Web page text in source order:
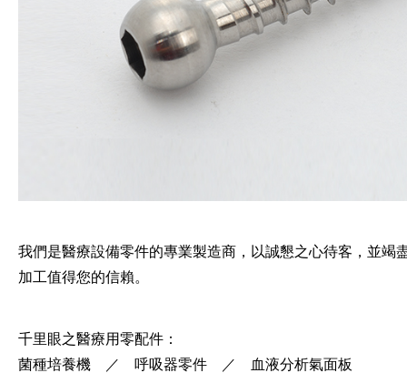
我們是醫療設備零件的專業製造商，以誠懇之心待客，並竭
加工值得您的信賴。
千里眼之醫療用零配件：
菌種培養機 ／ 呼吸器零件 ／ 血液分析氣面板